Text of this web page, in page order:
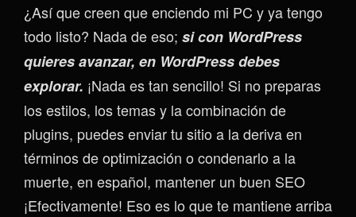
¿Así que creen que enciendo mi PC y ya tengo
todo listo? Nada de eso; si con WordPress
quieres avanzar, en WordPress debes
explorar. ¡Nada es tan sencillo! Si no preparas
los estilos, los temas y la combinación de
plugins, puedes enviar tu sitio a la deriva en
términos de optimización o condenarlo a la
muerte, en español, mantener un buen SEO
¡Efectivamente! Eso es lo que te mantiene arriba